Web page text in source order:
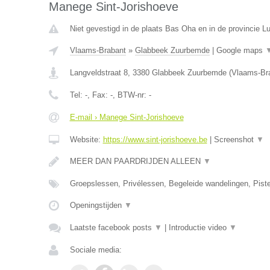
Manege Sint-Jorishoeve
Niet gevestigd in de plaats Bas Oha en in de provincie
Vlaams-Brabant» Glabbeek Zuurbemde| Google maps
Langveldstraat 8, 3380 Glabbeek Zuurbemde(Vlaams-
Tel: -, Fax: -, BTW-nr: -
E-mail › Manege Sint-Jorishoeve
Website: https://www.sint-jorishoeve.be| Screenshot ▼
MEER DAN PAARDRIJDEN ALLEEN ▼
Groepslessen, Privélessen, Begeleide wandelingen,
Openingstijden ▼
Laatste facebook posts ▼ Introductie video ▼
Sociale media: